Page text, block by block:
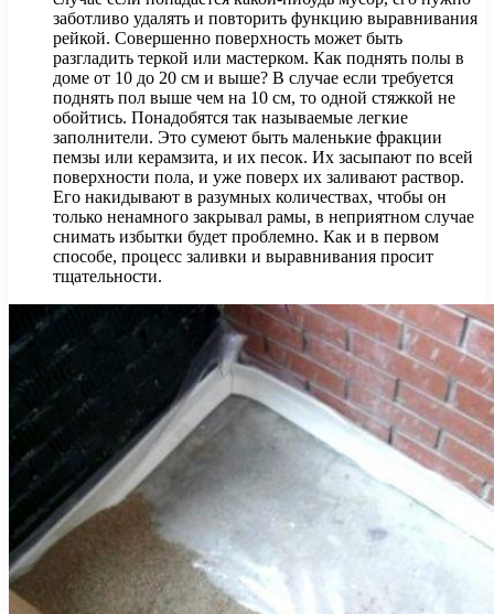
заботливо удалять и повторить функцию выравнивания
рейкой. Совершенно поверхность может быть
разгладить теркой или мастерком. Как поднять полы в
доме от 10 до 20 см и выше? В случае если требуется
поднять пол выше чем на 10 см, то одной стяжкой не
обойтись. Понадобятся так называемые легкие
заполнители. Это сумеют быть маленькие фракции
пемзы или керамзита, и их песок. Их засыпают по всей
поверхности пола, и уже поверх их заливают раствор.
Его накидывают в разумных количествах, чтобы он
только ненамного закрывал рамы, в неприятном случае
снимать избытки будет проблемно. Как и в первом
способе, процесс заливки и выравнивания просит
тщательности.